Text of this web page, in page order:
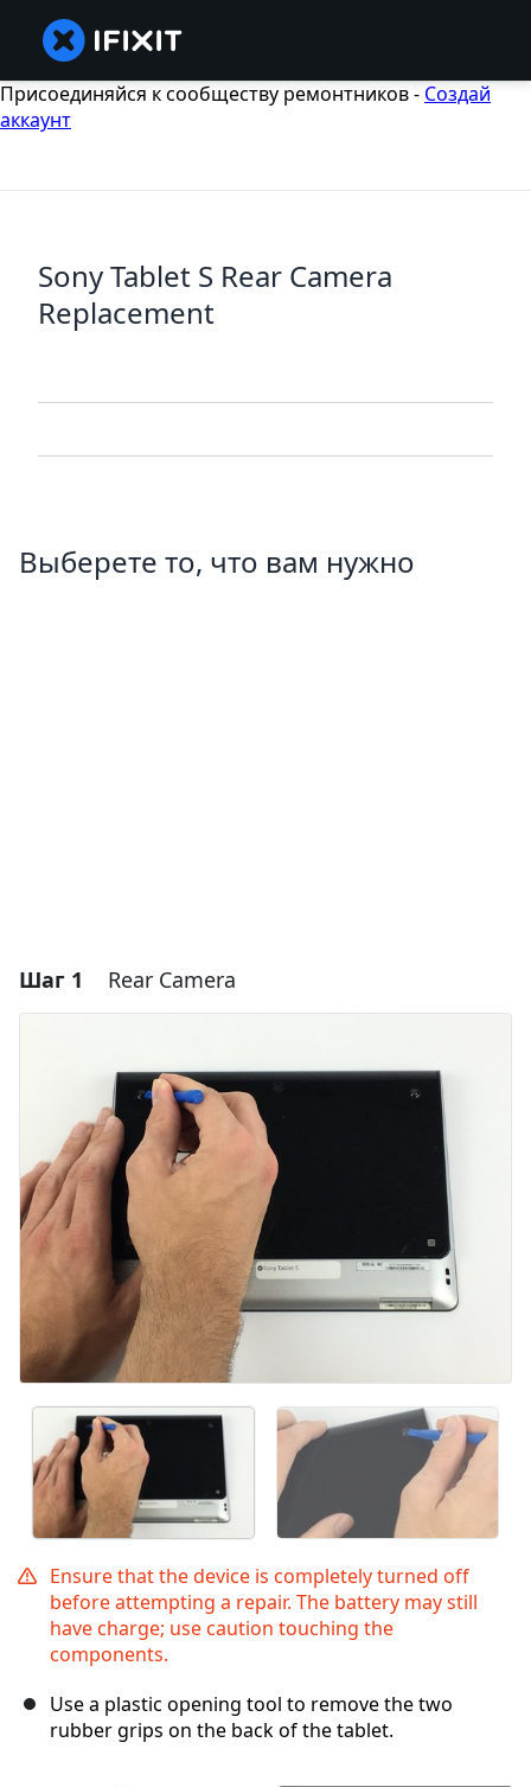
Присоединяйся к сообществу ремонтников - Создай
аккаунт
Sony Tablet S Rear Camera
Replacement
Выберете то, что вам нужно
Шаг 1 Rear Camera
Ensure that the device is completely turned off
before attempting a repair. The battery may still
have charge; use caution touching the
components.
Use a plastic opening tool to remove the two
rubber grips on the back of the tablet.